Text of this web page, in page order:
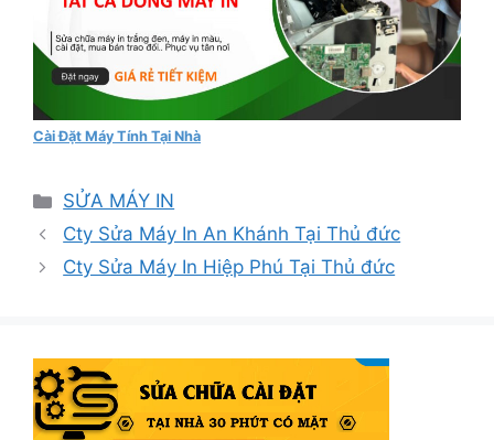
Cài Đặt Máy Tính Tại Nhà
Danh
mục
SỬA MÁY IN
Cty Sửa Máy In An Khánh Tại Thủ đức
Cty Sửa Máy In Hiệp Phú Tại Thủ đức